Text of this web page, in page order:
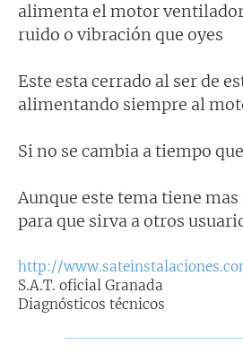
a
j
e
alimenta el motor ventilador
ruido o vibración que oyes
Este esta cerrado al ser de
alimentando siempre al
Si no se cambia a tiempo
Aunque este tema tiene
para que sirva a otros
http://
S.A.T. oficial Granada
Diagnósticos técnicos